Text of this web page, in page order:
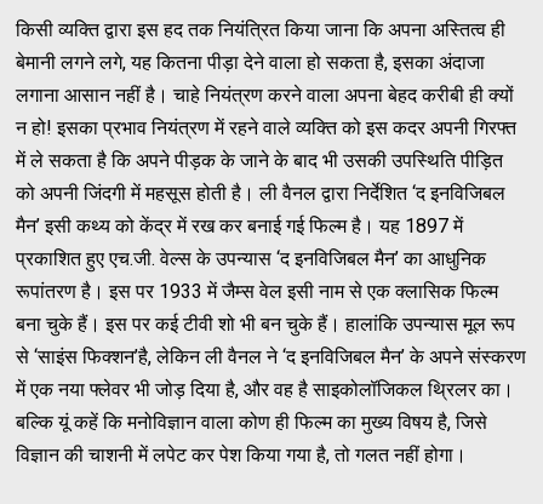
किसी व्यक्ति द्वारा इस हद तक नियंत्रित किया जाना कि अपना अस्तित्व ही
बेमानी लगने लगे, यह कितना पीड़ा देने वाला हो सकता है, इसका अंदाजा
लगाना आसान नहीं है। चाहे नियंत्रण करने वाला अपना बेहद करीबी ही क्यों
न हो! इसका प्रभाव नियंत्रण में रहने वाले व्यक्ति को इस कदर अपनी गिरफ्त
में ले सकता है कि अपने पीड़क के जाने के बाद भी उसकी उपस्थिति पीड़ित
को अपनी जिंदगी में महसूस होती है। ली वैनल द्वारा निर्देशित ‘द इनविजिबल
मैन’ इसी कथ्य को केंद्र में रख कर बनाई गई फिल्म है। यह 1897 में
प्रकाशित हुए एच.जी. वेल्स के उपन्यास ‘द इनविजिबल मैन’ का आधुनिक
रूपांतरण है। इस पर 1933 में जैम्स वेल इसी नाम से एक क्लासिक फिल्म
बना चुके हैं। इस पर कई टीवी शो भी बन चुके हैं। हालांकि उपन्यास मूल रूप
से ‘साइंस फिक्शन’है, लेकिन ली वैनल ने ‘द इनविजिबल मैन’ के अपने संस्करण
में एक नया फ्लेवर भी जोड़ दिया है, और वह है साइकोलॉजिकल थ्रिलर का।
बल्कि यूं कहें कि मनोविज्ञान वाला कोण ही फिल्म का मुख्य विषय है, जिसे
विज्ञान की चाशनी में लपेट कर पेश किया गया है, तो गलत नहीं होगा।